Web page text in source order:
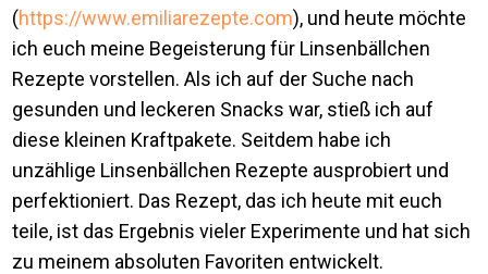
(https://www.emiliarezepte.com), und heute möchte
ich euch meine Begeisterung für Linsenbällchen
Rezepte vorstellen. Als ich auf der Suche nach
gesunden und leckeren Snacks war, stieß ich auf
diese kleinen Kraftpakete. Seitdem habe ich
unzählige Linsenbällchen Rezepte ausprobiert und
perfektioniert. Das Rezept, das ich heute mit euch
teile, ist das Ergebnis vieler Experimente und hat sich
zu meinem absoluten Favoriten entwickelt.